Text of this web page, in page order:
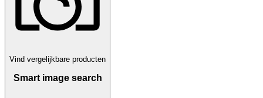
Vind vergelijkbare producten
Smart image search